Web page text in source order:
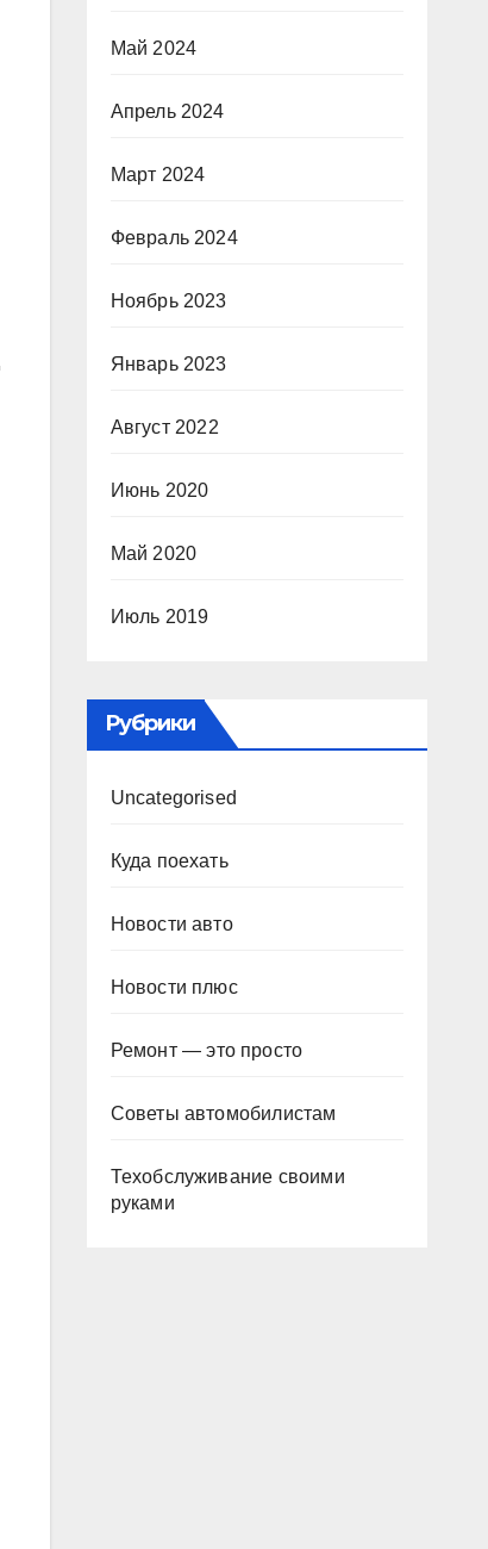
Май 2024
Апрель 2024
Март 2024
Февраль 2024
Ноябрь 2023
Январь 2023
Август 2022
Июнь 2020
Май 2020
Июль 2019
Рубрики
Uncategorised
Куда поехать
Новости авто
Новости плюс
Ремонт — это просто
Советы автомобилистам
Техобслуживание своими
руками